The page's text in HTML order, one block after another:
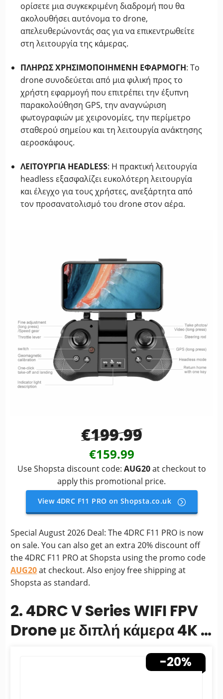
ορίσετε μια συγκεκριμένη διαδρομή που θα
ακολουθήσει αυτόνομα το drone,
απελευθερώνοντάς σας για να επικεντρωθείτε
στη λειτουργία της κάμερας.
ΠΛΗΡΩΣ ΧΡΗΣΙΜΟΠΟΙΗΜΕΝΗ ΕΦΑΡΜΟΓΗ: Το
drone συνοδεύεται από μια φιλική προς το
χρήστη εφαρμογή που επιτρέπει την έξυπνη
παρακολούθηση GPS, την αναγνώριση
φωτογραφιών με χειρονομίες, την περίμετρο
σταθερού σημείου και τη λειτουργία ανάκτησης
αεροσκάφους.
ΛΕΙΤΟΥΡΓΙΑ HEADLESS: Η πρακτική λειτουργία
headless εξασφαλίζει ευκολότερη λειτουργία
και έλεγχο για τους χρήστες, ανεξάρτητα από
τον προσανατολισμό του drone στον αέρα.
€199.99
€159.99
Use Shopsta discount code: AUG20at checkout to
apply this promotional price.
View 4DRC F11 PRO on Shopsta.co.uk
Special August 2026 Deal: The 4DRC F11 PRO is now
on sale. You can also get an extra 20% discount off
the 4DRC F11 PRO at Shopsta using the promo code
AUG20at checkout. Also enjoy free shipping at
Shopsta as standard.
2. 4DRC V Series WIFI FPV
Drone με διπλή κάμερα 4K -
Πτυσσόμενο RC Drone
-20%